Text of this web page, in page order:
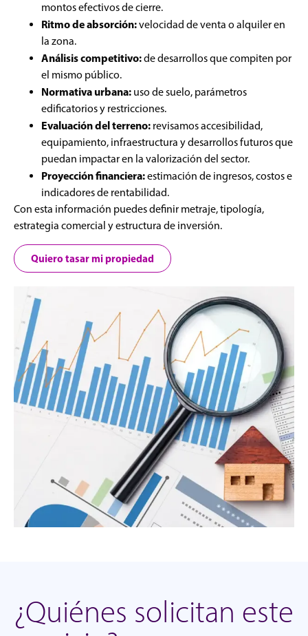
montos efectivos de cierre.
Ritmo de absorción:velocidad de venta o alquiler en
la zona.
Análisis competitivo:de desarrollos que compiten por
el mismo público.
Normativa urbana: uso de suelo, parámetros
edificatorios y restricciones.
Evaluación del terreno: revisamos accesibilidad,
equipamiento, infraestructura y desarrollos futuros que
puedan impactar en la valorización del sector.
Proyección financiera:estimación de ingresos, costos e
indicadores de rentabilidad.
Con esta información puedes definir metraje, tipología,
estrategia comercial y estructura de inversión.
Quiero tasar mi propiedad
¿Quiénes solicitan este